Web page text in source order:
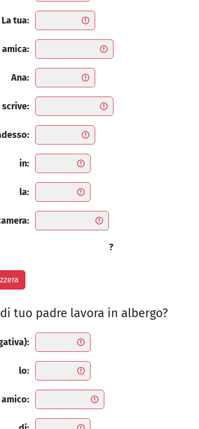
La tua:
amica:
Ana:
scrive:
in:
la:
?
tuo padre lavora in albergo?
lo:
amico: